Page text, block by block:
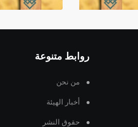
روابط متنوعة
من نحن
أخبار الهيئة
حقوق النشر